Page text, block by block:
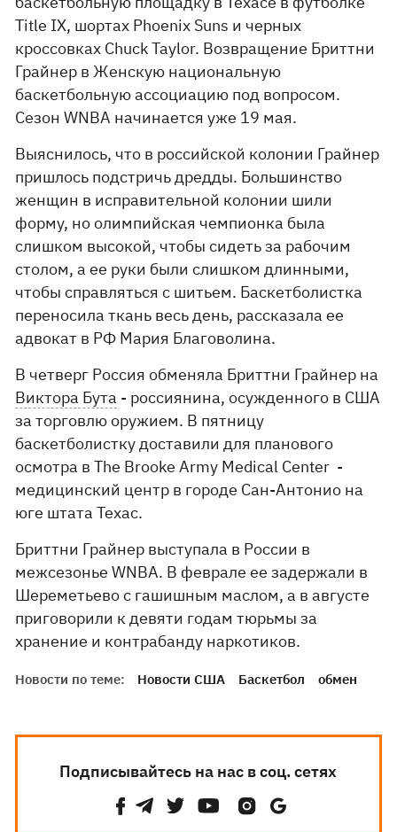
Title IX, шортах Phoenix Suns и черных
кроссовках Chuck Taylor. Возвращение Бриттни
Грайнер в Женскую национальную
баскетбольную ассоциацию под вопросом.
Сезон WNBA начинается уже 19 мая.
Выяснилось, что в российской колонии Грайнер
пришлось подстричь дредды. Большинство
женщин в исправительной колонии шили
форму, но олимпийская чемпионка была
слишком высокой, чтобы сидеть за рабочим
столом, а ее руки были слишком длинными,
чтобы справляться с шитьем. Баскетболистка
переносила ткань весь день, рассказала ее
адвокат в РФ Мария Благоволина.
В четверг Россия обменяла Бриттни Грайнер на
Виктора Бута - россиянина, осужденного в США
за торговлю оружием. В пятницу
баскетболистку доставили для планового
осмотра в The Brooke Army Medical Center -
медицинский центр в городе Сан-Антонио на
юге штата Техас.
Бриттни Грайнер выступала в России в
межсезонье WNBA. В феврале ее задержали в
Шереметьево с гашишным маслом, а в августе
приговорили к девяти годам тюрьмы за
хранение и контрабанду наркотиков.
Новости по теме: Новости США Баскетбол обмен
Подписывайтесь на нас в соц. сетях